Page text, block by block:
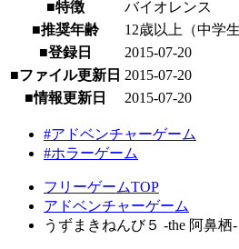
■特徴
バイオレンス
■推奨年齢
12歳以上（中学生
■登録日
2015-07-20
■ファイル更新日 2015-07-20
■情報更新日
2015-07-20
#アドベンチャーゲーム
#ホラーゲーム
フリーゲームTOP
アドベンチャーゲーム
うずまきねんび５ -the 阿鼻栖